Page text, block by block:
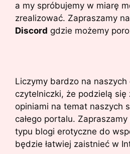
a my spróbujemy w miarę
zrealizować. Zapraszamy na
Discord gdzie możemy
Liczymy bardzo na
czytelniczki, że podzielą się
opiniami na temat naszych
całego portalu.
typu blogi erotyczne do
będzie łatwiej zaistnieć w